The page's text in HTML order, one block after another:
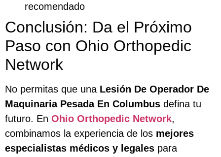
recomendado
Conclusión: Da el Próximo
Paso con Ohio Orthopedic
Network
No permitas que una Lesión De Operador De
Maquinaria Pesada En Columbus defina tu
futuro. En Ohio Orthopedic Network,
combinamos la experiencia de los mejores
especialistas médicos y legales para